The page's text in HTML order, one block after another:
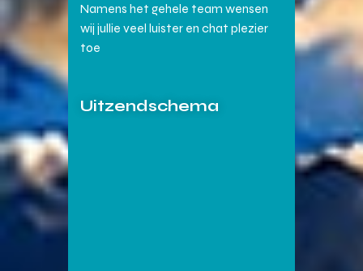
Namens het gehele team wensen
wij jullie veel luister en chat plezier
toe
Uitzendschema